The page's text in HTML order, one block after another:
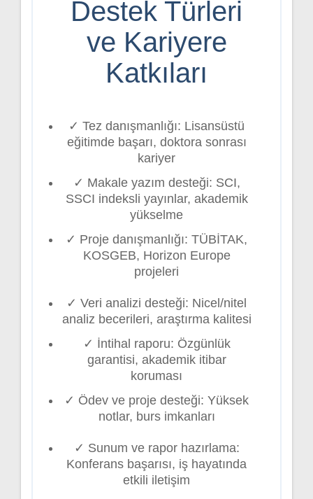
Destek Türleri
ve Kariyere
Katkıları
✓ Tez danışmanlığı: Lisansüstü
eğitimde başarı, doktora sonrası
kariyer
✓ Makale yazım desteği: SCI,
SSCI indeksli yayınlar, akademik
yükselme
✓ Proje danışmanlığı: TÜBİTAK,
KOSGEB, Horizon Europe
projeleri
✓ Veri analizi desteği: Nicel/nitel
analiz becerileri, araştırma kalitesi
✓ İntihal raporu: Özgünlük
garantisi, akademik itibar
koruması
✓ Ödev ve proje desteği: Yüksek
notlar, burs imkanları
✓ Sunum ve rapor hazırlama:
Konferans başarısı, iş hayatında
etkili iletişim